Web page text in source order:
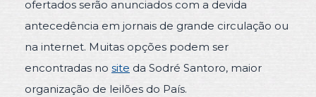
ofertados serão anunciados com a devida
antecedência em jornais de grande circulação ou
na internet. Muitas opções podem ser
encontradas no site da Sodré Santoro, maior
organização de leilões do País.